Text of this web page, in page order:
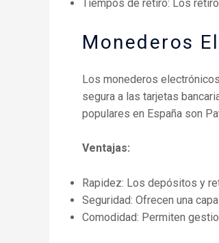
Tiempos de retiro: Los
Monederos
Los monederos
segura a las tarjetas
populares en España son
Ventajas:
Rapidez: Los depósitos y
Seguridad: Ofrecen una
Comodidad: Permiten